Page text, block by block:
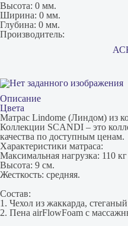
Высота: 0 мм.
Ширина: 0 мм.
Глубина: 0 мм.
Производитель:
Описание
Цвета
Матрас Lindome (Линдом) из
Коллекции SCANDI – это
качества по доступным ценам.
Характеристики матраса:
Максимальная нагрузка: 110 кг
Высота: 9 см.
Жесткость: средняя.
Состав:
1. Чехол из жаккарда,
2. Пена airFlowFoam с